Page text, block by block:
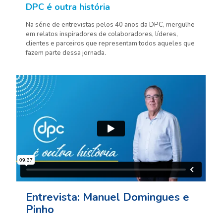
DPC é outra história
Na série de entrevistas pelos 40 anos da DPC, mergulhe
em relatos inspiradores de colaboradores, líderes,
clientes e parceiros que representam todos aqueles que
fazem parte dessa jornada.
Entrevista: Manuel Domingues e
Pinho